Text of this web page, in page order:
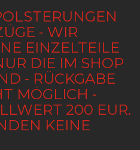
- WIR
EINZELTEILE
DIE IM SHOP
- RÜCKGABE
MÖGLICH -
200 EUR.
KEINE